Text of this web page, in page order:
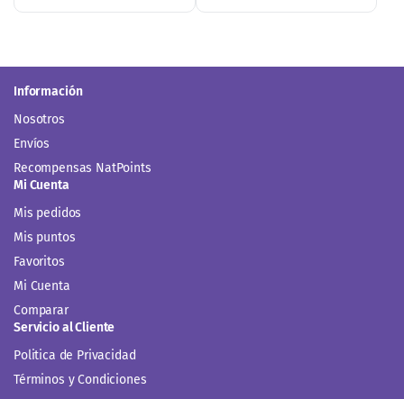
Información
Nosotros
Envíos
Recompensas NatPoints
Mi Cuenta
Mis pedidos
Mis puntos
Favoritos
Mi Cuenta
Comparar
Servicio al Cliente
Politica de Privacidad
Términos y Condiciones